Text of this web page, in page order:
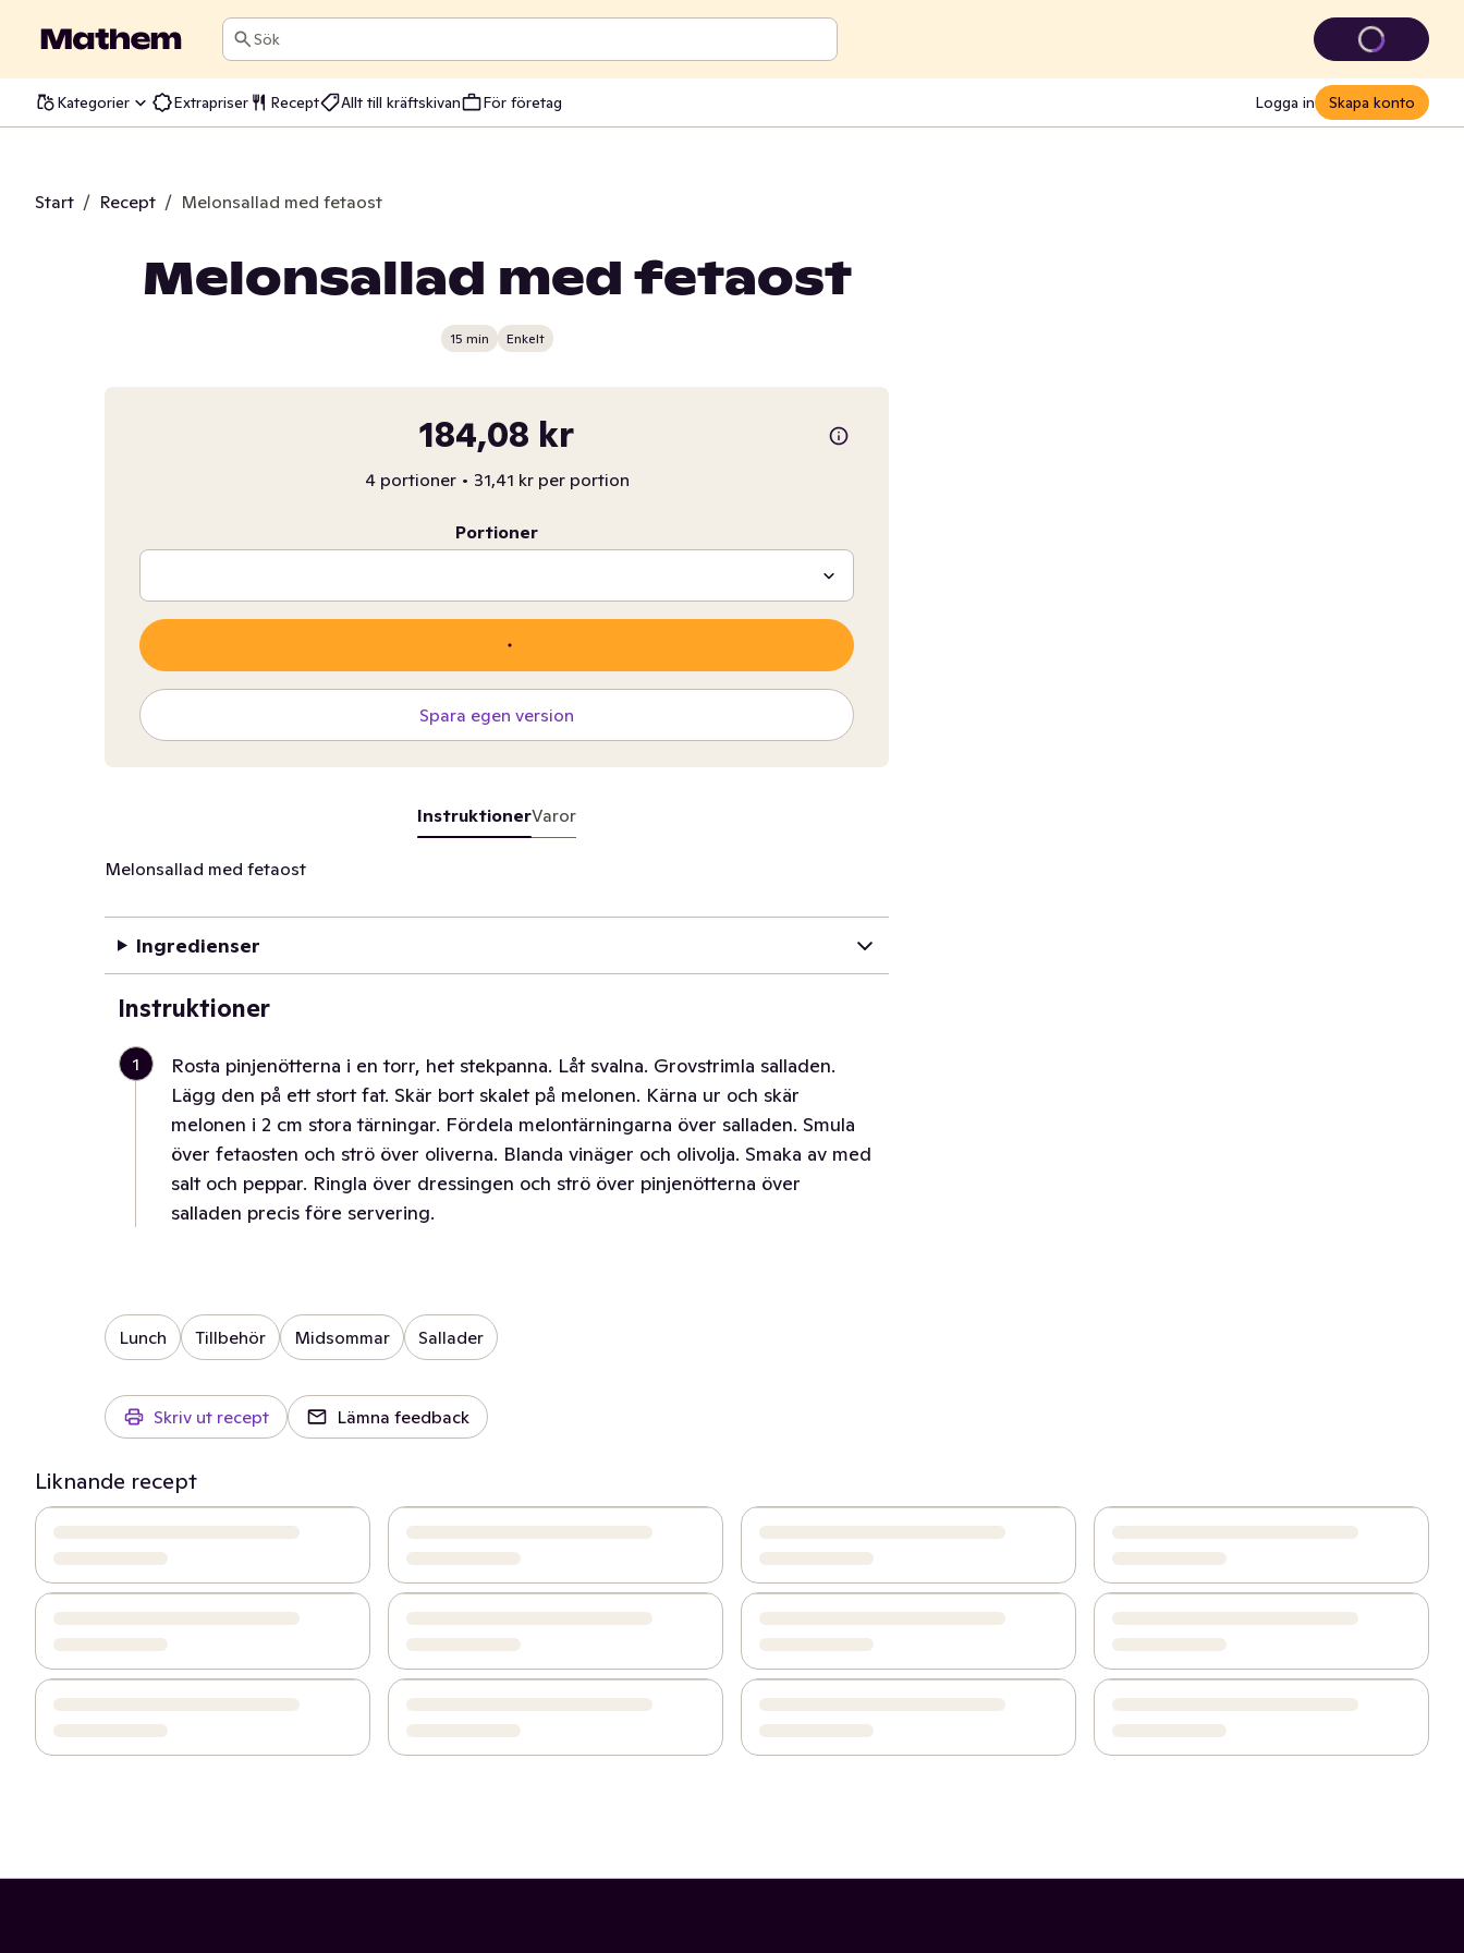
Sök
Kategorier Extrapriser Recept Allt till kräftskivan För företag Logga in Skapa konto
Start / Recept / Melonsallad med fetaost
Melonsallad med fetaost
15 min Enkelt
184,08 kr
4 portioner • 31,41 kr per portion
Portioner
Spara egen version
InstruktionerVaror
Melonsallad med fetaost
Ingredienser
Instruktioner
1
Rosta pinjenötterna i en torr, het stekpanna. Låt svalna. Grovstrimla salladen.
Lägg den på ett stort fat. Skär bort skalet på melonen. Kärna ur och skär
melonen i 2 cm stora tärningar. Fördela melontärningarna över salladen. Smula
över fetaosten och strö över oliverna. Blanda vinäger och olivolja. Smaka av med
salt och peppar. Ringla över dressingen och strö över pinjenötterna över
salladen precis före servering.
Lunch Tillbehör Midsommar Sallader
Skriv ut recept Lämna feedback
Liknande recept